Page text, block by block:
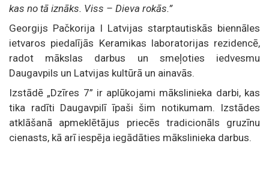
kas no tā iznāks. Viss – Dieva rokās.”
Georgijs Pačkorija I Latvijas starptautiskās biennāles
ietvaros piedalījās Keramikas laboratorijas rezidencē,
radot mākslas darbus un smeļoties iedvesmu
Daugavpils un Latvijas kultūrā un ainavās.
Izstādē „Dzīres 7” ir aplūkojami mākslinieka darbi, kas
tika radīti Daugavpilī īpaši šim notikumam. Izstādes
atklāšanā apmeklētājus priecēs tradicionāls gruzīnu
cienasts, kā arī iespēja iegādāties mākslinieka darbus.